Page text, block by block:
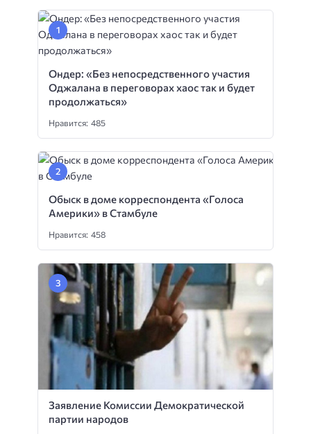
Ондер: «Без непосредственного участия
Оджалана в переговорах хаос так и будет
продолжаться»
Нравится: 485
Обыск в доме корреспондента «Голоса
Америки» в Стамбуле
Нравится: 458
Заявление Комиссии Демократической
партии народов